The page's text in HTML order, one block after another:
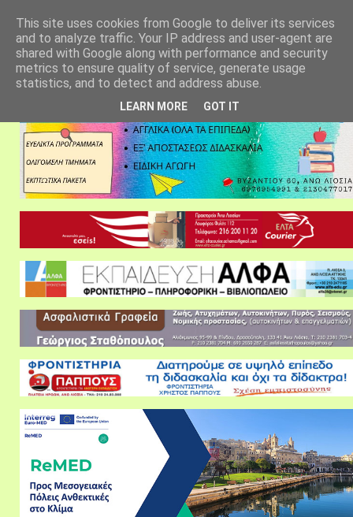
This site uses cookies from Google to deliver its services
and to analyze traffic. Your IP address and user-agent are
shared with Google along with performance and security
metrics to ensure quality of service, generate usage
statistics, and to detect and address abuse.
LEARN MORE GOT IT